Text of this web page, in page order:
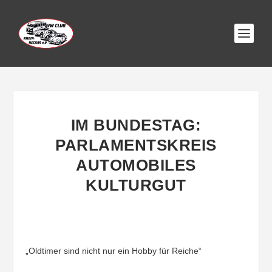
IM BUNDESTAG:
PARLAMENTSKREIS
AUTOMOBILES
KULTURGUT
„Oldtimer sind nicht nur ein Hobby für Reiche“